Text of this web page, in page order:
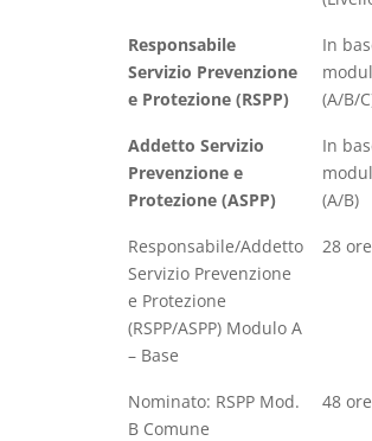
Responsabile
Servizio Prevenzione
e Protezione (RSPP)
In
(A/B/
Addetto Servizio
Prevenzione e
Protezione (ASPP)
In
(A/B)
Responsabile/Addetto
Servizio Prevenzione
e Protezione
(RSPP/ASPP) Modulo A
– Base
28 ore
Nominato: RSPP Mod.
B Comune
48 ore